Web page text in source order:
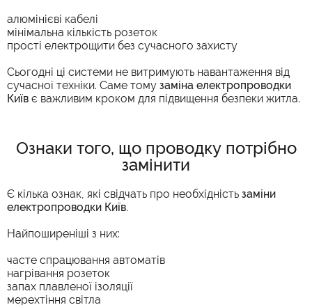
алюмінієві кабелі
мінімальна кількість розеток
прості електрощити без сучасного захисту
Сьогодні ці системи не витримують навантаження від
сучасної техніки. Саме тому заміна електропроводки
Київ є важливим кроком для підвищення безпеки житла.
Ознаки того, що проводку потрібно
замінити
Є кілька ознак, які свідчать про необхідність заміни
електропроводки Київ.
Найпоширеніші з них:
часте спрацювання автоматів
нагрівання розеток
запах плавленої ізоляції
мерехтіння світла